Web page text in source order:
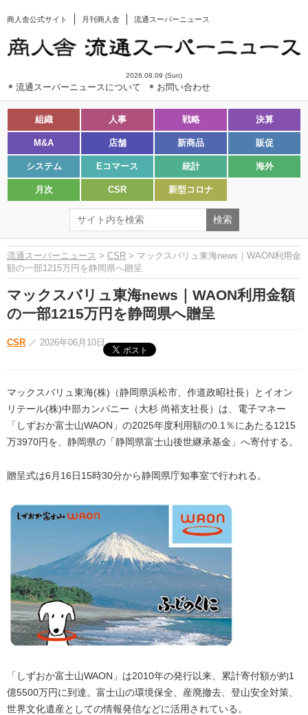
商人舎公式サイト 月刊商人舎 流通スーパーニュース
2026.08.09 (Sun)
流通スーパーニュースについて お問い合わせ
組織 人事 戦略 決算
M&A 店舗 新商品 販促
システム Eコマース 統計 海外
月次 CSR 新型コロナ
流通スーパーニュース > CSR > マックスバリュ東海news｜WAON利用金
額の一部1215万円を静岡県へ贈呈
マックスバリュ東海news｜WAON利用金額
の一部1215万円を静岡県へ贈呈
CSR ／ 2026年06月10日
マックスバリュ東海(株)（静岡県浜松市、作道政昭社長）とイオン
リテール(株)中部カンパニー（大杉 尚裕支社長）は、電子マネー
「しずおか富士山WAON」の2025年度利用額の0.1％にあたる1215
万3970円を、静岡県の「静岡県富士山後世継承基金」へ寄付する。
贈呈式は6月16日15時30分から静岡県庁知事室で行われる。
「しずおか富士山WAON」は2010年の発行以来、累計寄付額が約1
億5500万円に到達。富士山の環境保全、産廃撤去、登山安全対策、
世界文化遺産としての情報発信などに活用されている。